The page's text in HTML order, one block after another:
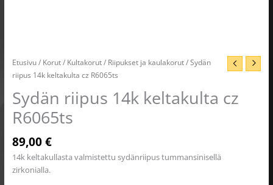
Etusivu/ Korut/ Kultakorut/ Riipukset ja kaulakorut/ Sydän
riipus 14k keltakulta cz R6065ts
Sydän riipus 14k keltakulta cz
R6065ts
89,00€
14k keltakullasta valmistettu sydänriipus tummansinisellä
zirkonialla.